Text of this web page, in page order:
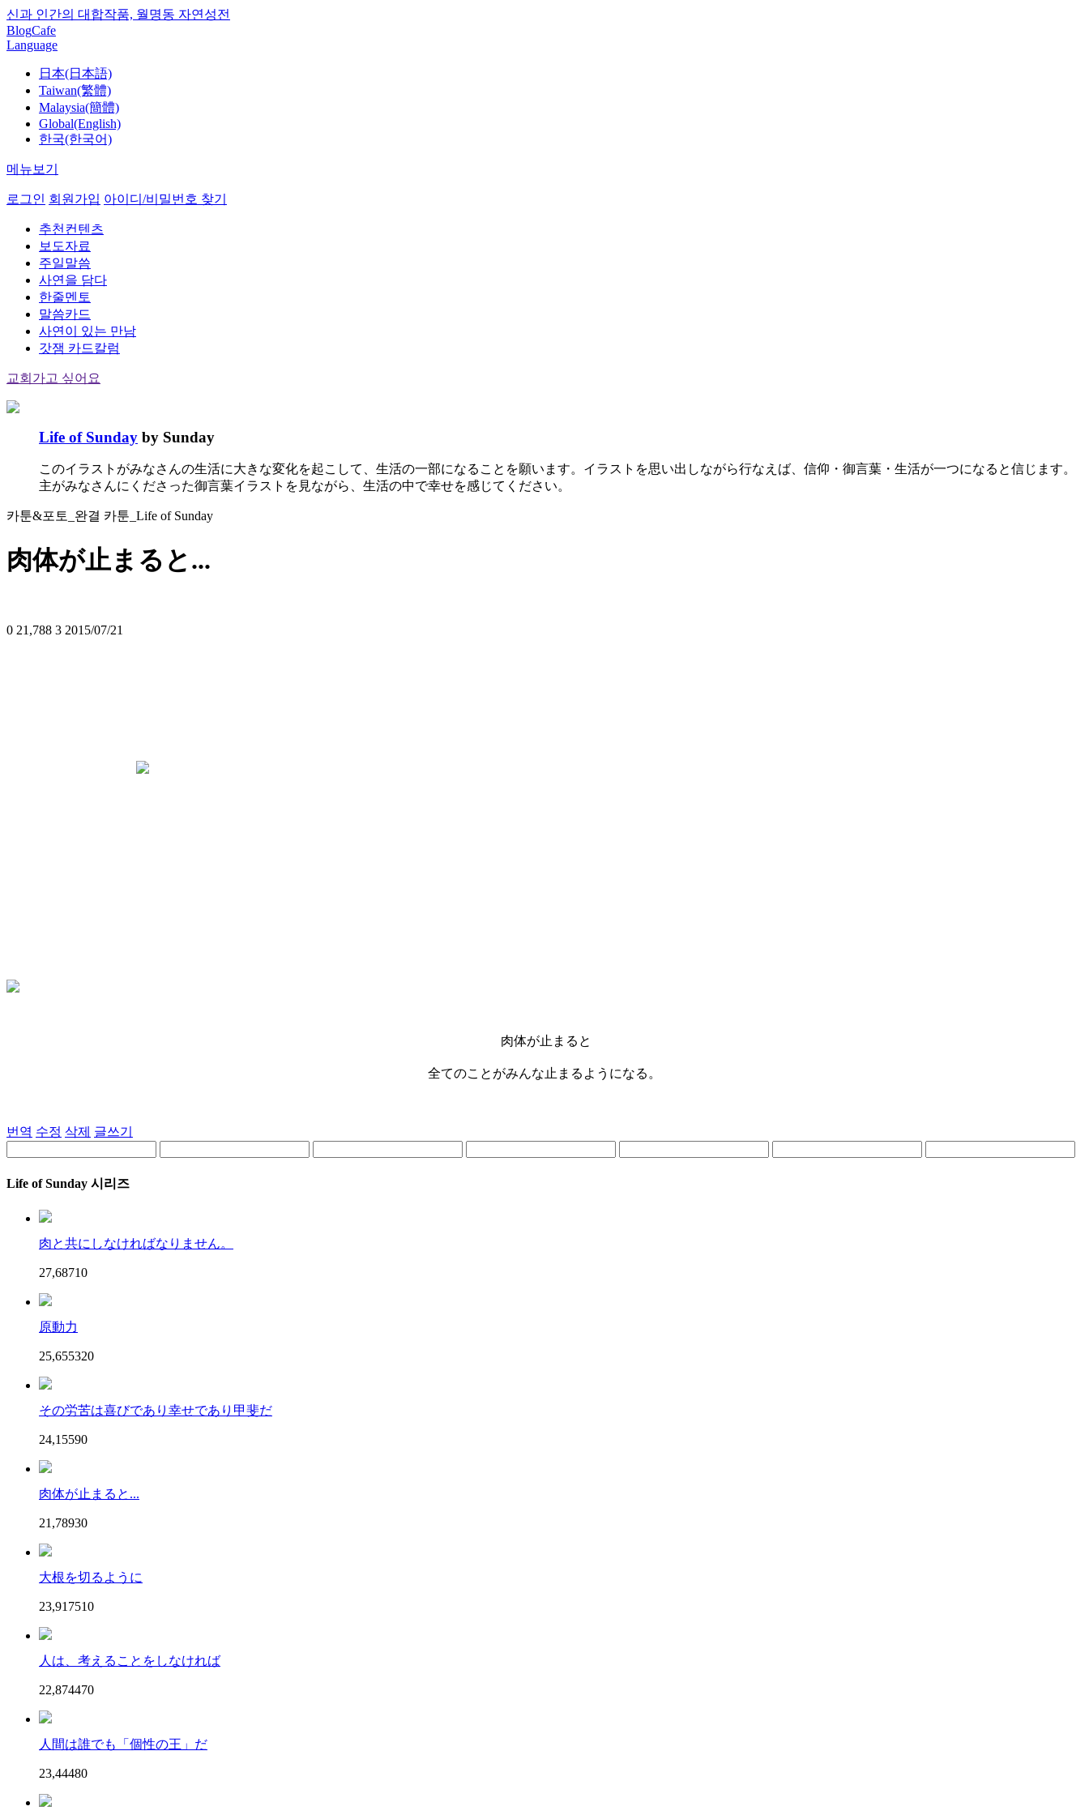
신과 인간의 대합작품, 월명동 자연성전
BlogCafe
Language
日本(日本語)
Taiwan(繁體)
Malaysia(簡體)
Global(English)
한국(한국어)
메뉴보기
로그인 회원가입 아이디/비밀번호 찾기
추천컨텐츠
보도자료
주일말씀
사연을 담다
한줄멘토
말씀카드
사연이 있는 만남
갓잼 카드칼럼
교회가고 싶어요
Life of Sunday by Sunday
このイラストがみなさんの生活に大きな変化を起こして、生活の一部になることを願います。イラストを思い出しながら行なえば、信仰・御言葉・生活が一つになると信じます。
主がみなさんにくださった御言葉イラストを見ながら、生活の中で幸せを感じてください。
카툰&포토_완결 카툰_Life of Sunday
肉体が止まると...
0 21,788 3 2015/07/21
肉体が止まると
全てのことがみんな止まるようになる。
번역 수정 삭제 글쓰기
Life of Sunday 시리즈
肉と共にしなければなりません。
27,68710
原動力
25,655320
その労苦は喜びであり幸せであり甲斐だ
24,15590
肉体が止まると...
21,78930
大根を切るように
23,917510
人は、考えることをしなければ
22,874470
人間は誰でも「個性の王」だ
23,44480